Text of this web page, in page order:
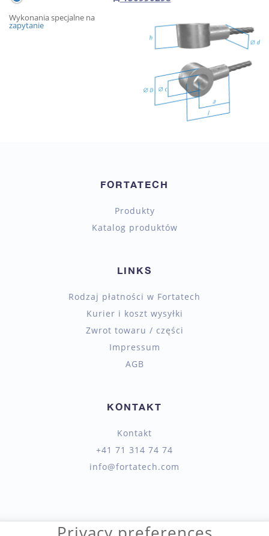
Wykonania specjalne na
zapytanie
FORTATECH
Produkty
Katalog produktów
LINKS
Rodzaj płatności w Fortatech
Kurier i koszt wysyłki
Zwrot towaru / części
Impressum
AGB
KONTAKT
Kontakt
+41 71 314 74 74
info@fortatech.com